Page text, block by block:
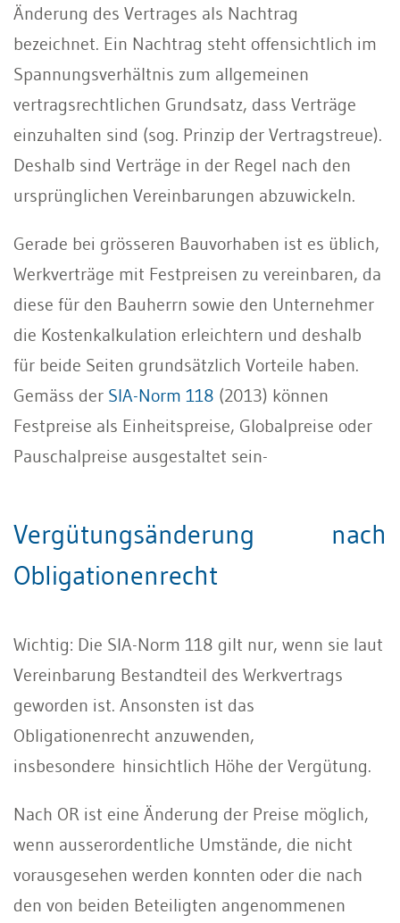
Änderung des Vertrages als Nachtrag
bezeichnet. Ein Nachtrag steht offensichtlich im
Spannungsverhältnis zum allgemeinen
vertragsrechtlichen Grundsatz, dass Verträge
einzuhalten sind (sog. Prinzip der Vertragstreue).
Deshalb sind Verträge in der Regel nach den
ursprünglichen Vereinbarungen abzuwickeln.
Gerade bei grösseren Bauvorhaben ist es üblich,
Werkverträge mit Festpreisen zu vereinbaren, da
diese für den Bauherrn sowie den Unternehmer
die Kostenkalkulation erleichtern und deshalb
für beide Seiten grundsätzlich Vorteile haben.
Gemäss der SIA-Norm 118 (2013) können
Festpreise als Einheitspreise, Globalpreise oder
Pauschalpreise ausgestaltet sein-
Vergütungsänderung nach
Obligationenrecht
Wichtig: Die SIA-Norm 118 gilt nur, wenn sie laut
Vereinbarung Bestandteil des Werkvertrags
geworden ist. Ansonsten ist das
Obligationenrecht anzuwenden,
insbesondere hinsichtlich Höhe der Vergütung.
Nach OR ist eine Änderung der Preise möglich,
wenn ausserordentliche Umstände, die nicht
vorausgesehen werden konnten oder die nach
den von beiden Beteiligten angenommenen